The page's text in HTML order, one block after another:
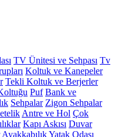
TV Ünitesi ve Sehpası Tv
Koltuk ve Kanepeler
Tekli Koltuk ve Berjerler
Puf Bank ve
Sehpalar Zigon Sehpalar
Antre ve Hol Çok
Kapı Askısı Duvar
AyakkabılıkYatak Odası